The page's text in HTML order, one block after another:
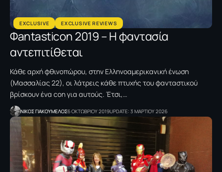
EXCLUSIVE EXCLUSIVE REVIEWS
Φantasticon 2019 – Η φαντασία
αντεπιτίθεται
Κάθε αρχή φθινοπώρου, στην Ελληνοαμερικανική ένωση
(Μασσαλίας 22), οι λάτρεις κάθε πτυχής του φανταστικού
βρίσκουν ένα con για αυτούς. Έτσι,…
NΙΚΟΣ ΓΙΑΚΟΥΜΕΛΟΣ6 ΟΚΤΩΒΡΙΟΥ 2019UPDATE: 3 ΜΑΡΤΙΟΥ 2026